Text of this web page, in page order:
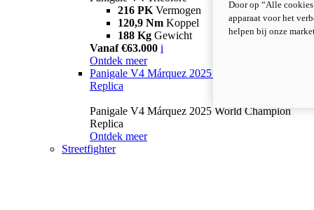
216 PK Vermogen
120,9 Nm Koppel
188 Kg Gewicht
Vanaf €63.000 i
Ontdek meer
Panigale V4 Márquez 2025 World Champion
Replica
Panigale V4 Márquez 2025 World Champion
Replica
Ontdek meer
Streetfighter
Door op “Alle
apparaat voor het
helpen bij onze